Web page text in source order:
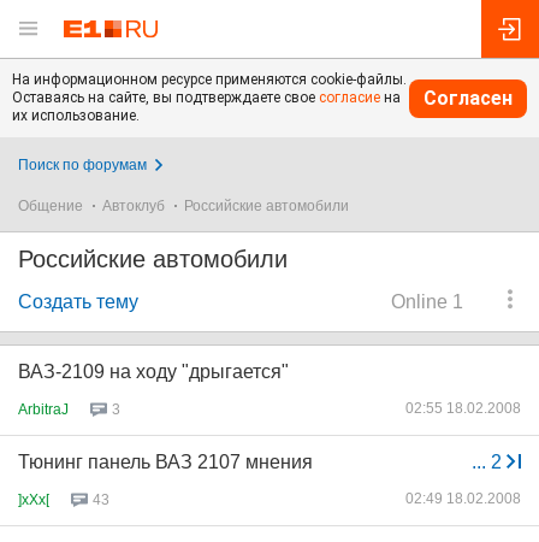
На информационном ресурсе применяются cookie-файлы.
Оставаясь на сайте, вы подтверждаете свое согласие на
их использование.
Согласен
Поиск по форумам
Общение Автоклуб Российские автомобили
Российские автомобили
Online 1
Создать тему
ВАЗ-2109 на ходу "дрыгается"
ArbitraJ 3 02:55 18.02.2008
... 2
Тюнинг панель ВАЗ 2107 мнения
]xXx[ 43 02:49 18.02.2008